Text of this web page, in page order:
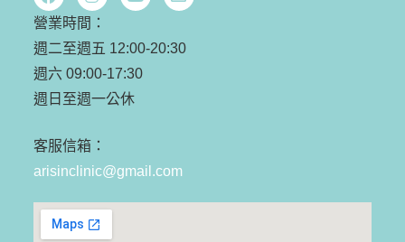
營業時間：
週二至週五 12:00-20:30
週六 09:00-17:30
週日至週一公休
客服信箱：
arisinclinic@gmail.com